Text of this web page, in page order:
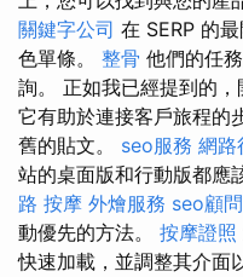
關鍵字公司 在 SERP 的
色單條。 整骨 他們的任
詢。 正如我已經提到的，
它有助於連接客戶旅程的
舊的貼文。 seo服務 網路
站的桌面版和行動版都應
路 按摩 外燴服務 seo顧問
動優先的方法。 按摩證照
快速加載，並調整其介面